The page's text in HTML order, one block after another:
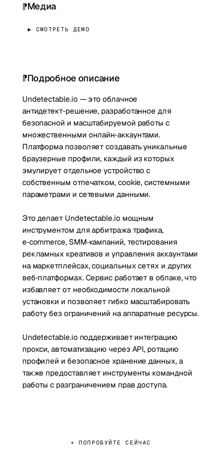
Медиа
▶ СМОТРЕТЬ ДЕМО
Подробное описание
Undetectable.io — это облачное
антидетект‑решение, разработанное для
безопасной и масштабируемой работы с
множественными онлайн‑аккаунтами.
Платформа позволяет создавать уникальные
браузерные профили, каждый из которых
эмулирует отдельное устройство с
собственным отпечатком, cookie, системными
параметрами и сетевыми данными.
Это делает Undetectable.io мощным
инструментом для арбитража трафика,
e‑commerce, SMM‑кампаний, тестирования
рекламных креативов и управления аккаунтами
на маркетплейсах, социальных сетях и других
веб‑платформах. Сервис работает в облаке, что
избавляет от необходимости локальной
установки и позволяет гибко масштабировать
работу без ограничений на аппаратные ресурсы.
Undetectable.io поддерживает интеграцию
прокси, автоматизацию через API, ротацию
профилей и безопасное хранение данных, а
также предоставляет инструменты командной
работы с разграничением прав доступа.
⌖ ПОПРОБУЙТЕ СЕЙЧАС